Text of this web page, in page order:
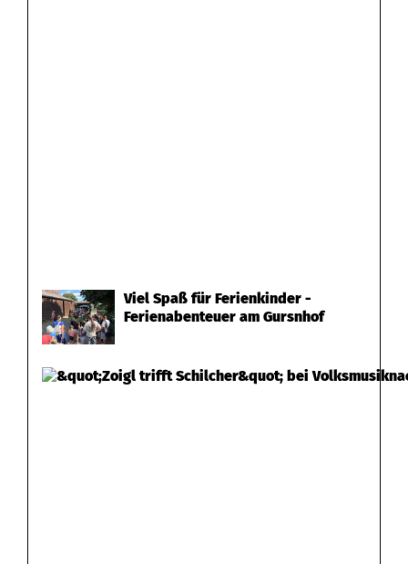
Viel Spaß für Ferienkinder -
Ferienabenteuer am Gursnhof